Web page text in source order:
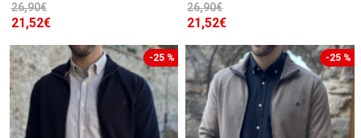
21,52€
26,90€
21,52€
26,90€
-25 % -25 %